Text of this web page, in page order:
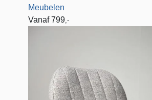
Meubelen
Vanaf 799 ,-